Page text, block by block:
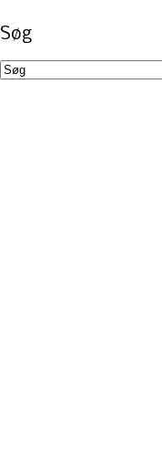
Søg
Søg